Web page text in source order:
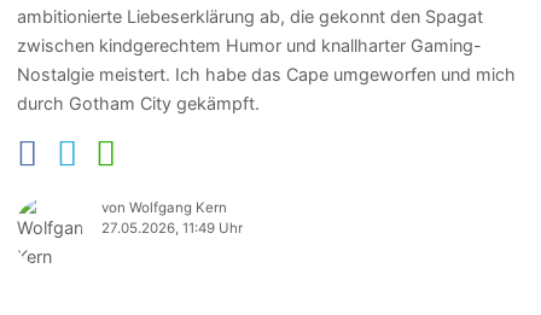
ambitionierte Liebeserklärung ab, die gekonnt den Spagat
zwischen kindgerechtem Humor und knallharter Gaming-
Nostalgie meistert. Ich habe das Cape umgeworfen und mich
durch Gotham City gekämpft.
von Wolfgang Kern
27.05.2026, 11:49 Uhr